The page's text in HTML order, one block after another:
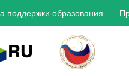
поддержки образования